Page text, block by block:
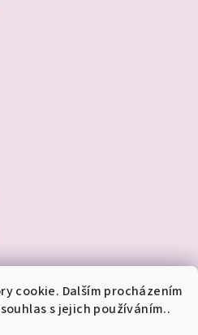
cookie. Dalším procházením
s jejich používáním..